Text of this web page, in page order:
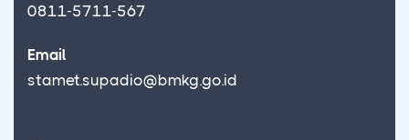
0811-5711-567
Email
stamet.supadio@bmkg.go.id